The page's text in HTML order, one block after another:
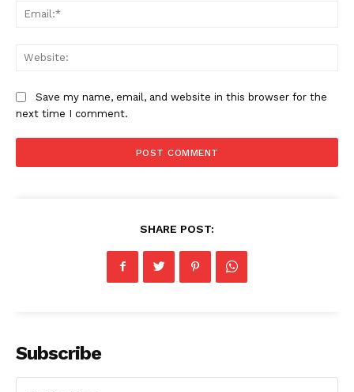
News Week
Save my name, email, and website in this browser for the
next time I comment.
SHARE POST:
Subscribe